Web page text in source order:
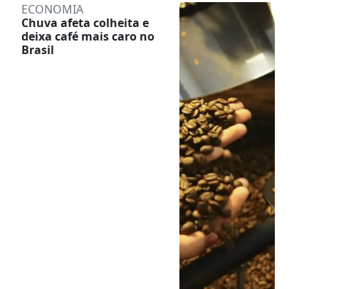
ECONOMIA
Chuva afeta colheita e
deixa café mais caro no
Brasil